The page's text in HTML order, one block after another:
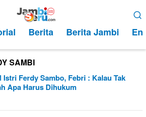
Berita Berita Jambi
SAMBI
Istri Ferdy Sambo, Febri : Kalau Tak
Apa Harus Dihukum